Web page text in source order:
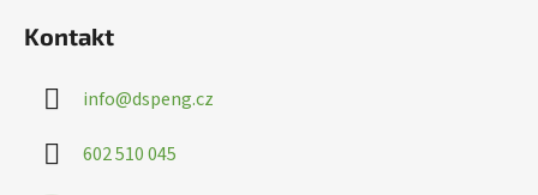
Kontakt
info@dspeng.cz
602 510 045